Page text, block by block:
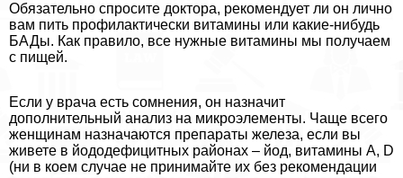
Обязательно спросите доктора, рекомендует ли он лично
вам пить профилактически витамины или какие-нибудь
БАДы. Как правило, все нужные витамины мы получаем
с пищей.
Если у врача есть сомнения, он назначит
дополнительный анализ на микроэлементы. Чаще всего
женщинам назначаются препараты железа, если вы
живете в йододефицитных районах – йод, витамины A, D
(ни в коем случае не принимайте их без рекомендации